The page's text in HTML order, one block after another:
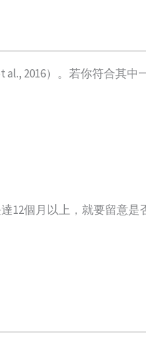
2016）。若你符合其
12個月以上，就要留意